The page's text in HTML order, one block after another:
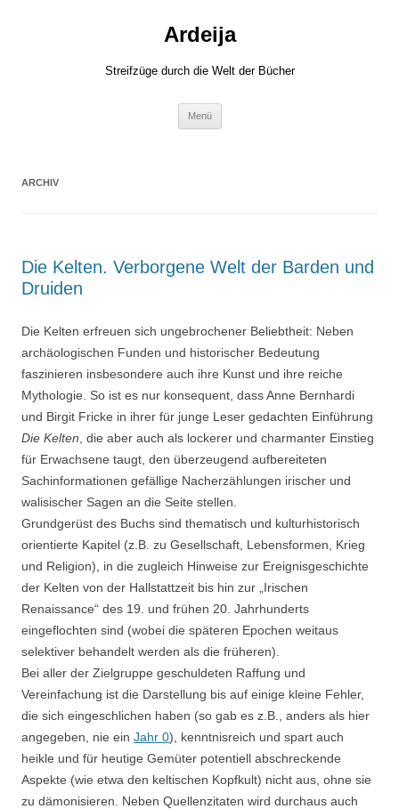
Ardeija
Streifzüge durch die Welt der Bücher
Menü
ARCHIV
Die Kelten. Verborgene Welt der Barden und
Druiden
Die Kelten erfreuen sich ungebrochener Beliebtheit: Neben
archäologischen Funden und historischer Bedeutung
faszinieren insbesondere auch ihre Kunst und ihre reiche
Mythologie. So ist es nur konsequent, dass Anne Bernhardi
und Birgit Fricke in ihrer für junge Leser gedachten Einführung
Die Kelten , die aber auch als lockerer und charmanter Einstieg
für Erwachsene taugt, den überzeugend aufbereiteten
Sachinformationen gefällige Nacherzählungen irischer und
walisischer Sagen an die Seite stellen.
Grundgerüst des Buchs sind thematisch und kulturhistorisch
orientierte Kapitel (z.B. zu Gesellschaft, Lebensformen, Krieg
und Religion), in die zugleich Hinweise zur Ereignisgeschichte
der Kelten von der Hallstattzeit bis hin zur „Irischen
Renaissance“ des 19. und frühen 20. Jahrhunderts
eingeflochten sind (wobei die späteren Epochen weitaus
selektiver behandelt werden als die früheren).
Bei aller der Zielgruppe geschuldeten Raffung und
Vereinfachung ist die Darstellung bis auf einige kleine Fehler,
die sich eingeschlichen haben (so gab es z.B., anders als hier
angegeben, nie ein Jahr 0), kenntnisreich und spart auch
heikle und für heutige Gemüter potentiell abschreckende
Aspekte (wie etwa den keltischen Kopfkult) nicht aus, ohne sie
zu dämonisieren. Neben Quellenzitaten wird durchaus auch